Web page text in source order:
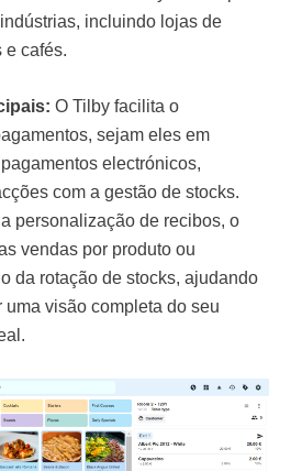
incluindo lojas de
e cafés.
O Tilby facilita o
sejam eles em
electrónicos,
com a gestão de stocks.
personalização de recibos, o
vendas por produto ou
da rotação de stocks, ajudando
uma visão completa do seu